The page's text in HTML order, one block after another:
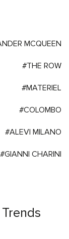
MCQUEEN
#THE ROW
#MATERIEL
#COLOMBO
#ALEVI MILANO
#GIANNI CHARINI